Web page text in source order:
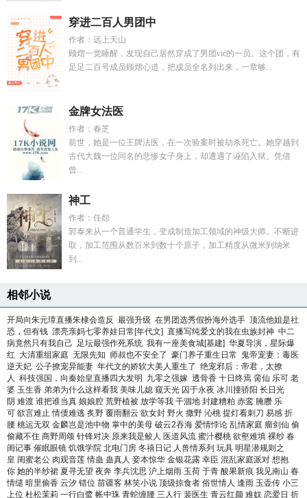
穿进二百人男团中
作者：远上天山
顾熠一觉睡醒，发现自己居然穿成了男团vic的一员。这个团，有
足足二百号成员顾熠心道，把成员全名列出来，一章够...
金牌女法医
作者：春芝
前世，她是一位王牌法医，在一次验案时被劫杀死亡。她穿越到
古代大魏一位同名的悲惨女子身上，却遭遇了诬陷入狱。凭借
曾...
神工
作者：任怨
郭泰来从一个普通学生，变成制造加工领域的神级大师。不断进
取，加工范围从数百米到数十个原子，加工精度从微米到纳米
到...
相邻小说
开局向朱元璋直播朱棣会造反 最强升级 在男团选秀假扮海外选手 顶流他姐是社
恐，但有钱 漂亮亲妈七零养娃日常[年代文] 直播写纯爱文的我在虫族封神 中二
病竟然只有我自己 足坛最强作死系统 我有一座美食城[基建] 华夏导演，星际爆
红 大清重组家庭 无限先知 师叔也不安全了 豪门养子重生日常
鬼帝宠妻：毒医
逆天妃 公子撩宠异能妻 年代文的娇软大美人重生了 绝宠邪后：帝君，太撩
人 科技强国，向秦始皇直播四大发明 九零之强嫁 透骨香 十日终焉 脔仙 乐可 老
婆 玉生香 弟弟为什么这样看我 美味儿媳 窥天光 囚于永夜 冰川撞骄阳 长日光
阴 难渡 谁把谁当真 娘娘腔 荒野植被 放学等我 干涸地 封建糟粕 赤鸾 腌臜 乐
可 欲言难止 情债难逃 炙野 覆雨翻云 欲女封 野火 撒野 沁桃 提灯看刺刀 易感 折
腰 桃运无双 金麟岂是池中物 掌中的美母 破云2吞海 爱情悖论 乱情家庭 瘤剑仙 偷
偷藏不住 商野周颂 针锋对决 原来我是鲛人 医道风流 蜜汁樱桃 欲壑难填 裸纱 春
闺记事 催眠眼镜 饥饿学院 北电门房 冬禧日记 人兽情系列 玩具 明星潜规则之
皇 闺蜜老公 肉观音莲 情蛊 蛊真人 妾本惊华 金银花露 幸臣 混乱家庭派对 想抱
你 她的半纱裙 夏寻无望 夜奔 李兵沈思 沪上烟雨 玉荷 于青 酸果新痕 我见南山 春
情缱 暗里偷香 云汐 错位 苗疆客 林笑小说 顶级掠食者 俗世情人 逢雨 玉壶传 小三
上位 杜松茉莉 一行白鹭 帐中珠 青蛇缠腰 三人行 裴医生 青云红颜 难奴 恋爱日 折